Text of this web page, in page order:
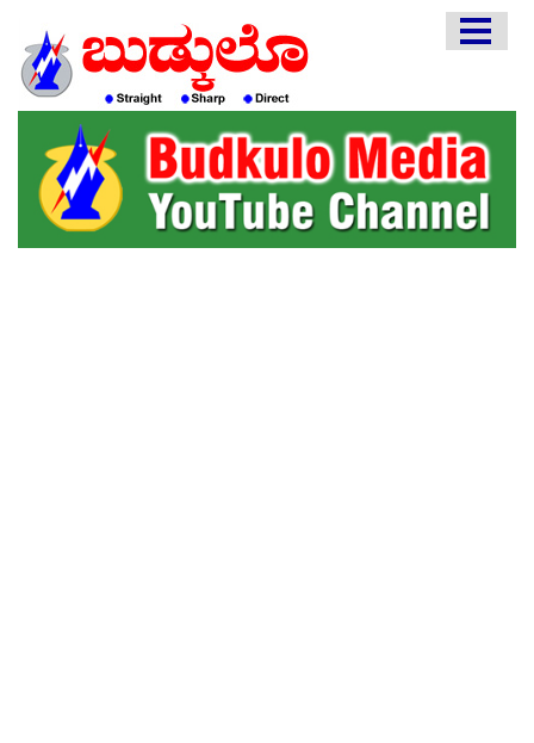
EDITORIAL
ENGLISH
KANNADA
INTERVIEWS